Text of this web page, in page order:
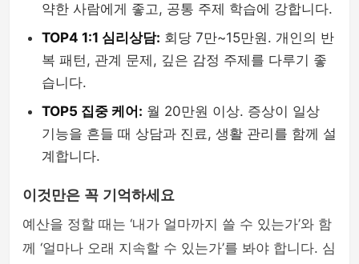
약한 사람에게 좋고, 공통 주제 학습에 강합니다.
TOP4 1:1 심리상담: 회당 7만~15만원. 개인의 반
복 패턴, 관계 문제, 깊은 감정 주제를 다루기 좋
습니다.
TOP5 집중 케어: 월 20만원 이상. 증상이 일상
기능을 흔들 때 상담과 진료, 생활 관리를 함께 설
계합니다.
이것만은 꼭 기억하세요
예산을 정할 때는 ‘내가 얼마까지 쓸 수 있는가’와 함
께 ‘얼마나 오래 지속할 수 있는가’를 봐야 합니다. 심